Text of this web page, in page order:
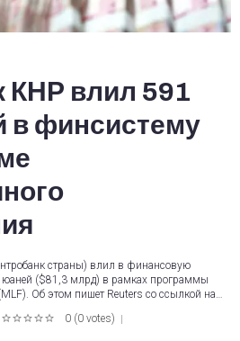
КНР влил 591
в финсистему
страны) влил в финансовую
юаней ($81,3 млрд) в рамках программы
Об этом пишет Reuters со ссылкой на…
0 (0 votes)